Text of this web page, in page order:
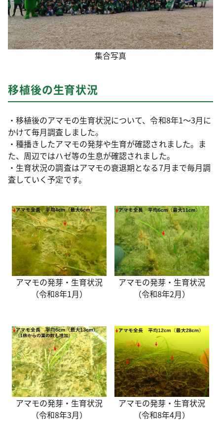
集合写真
移植後の生育状況
・移植後のアマモの生育状況について、令和8年1～3月に
かけて毎月調査しました。
・種播きしたアマモの発芽や生育が確認されました。ま
た、周辺ではハゼ等の生息が確認されました。
・生育状況の調査はアマモの衰退期となる7月まで毎月調
査していく予定です。
アマモの発芽・生育状況
（令和8年1月）
アマモの発芽・生育状況
（令和8年2月）
アマモの発芽・生育状況
（令和8年3月）
アマモの発芽・生育状況
（令和8年4月）